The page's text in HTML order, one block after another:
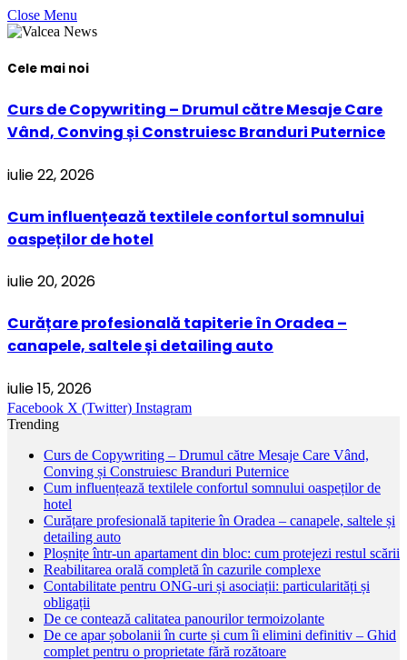
Close Menu
Cele mai noi
Curs de Copywriting – Drumul către Mesaje Care
Vând, Conving și Construiesc Branduri Puternice
iulie 22, 2026
Cum influențează textilele confortul somnului
oaspeților de hotel
iulie 20, 2026
Curățare profesională tapiterie în Oradea –
canapele, saltele și detailing auto
iulie 15, 2026
Facebook X (Twitter) Instagram
Trending
Curs de Copywriting – Drumul către Mesaje Care Vând,
Conving și Construiesc Branduri Puternice
Cum influențează textilele confortul somnului oaspeților de
hotel
Curățare profesională tapiterie în Oradea – canapele, saltele și
detailing auto
Ploșnițe într-un apartament din bloc: cum protejezi restul scării
Reabilitarea orală completă în cazurile complexe
Contabilitate pentru ONG-uri și asociații: particularități și
obligații
De ce contează calitatea panourilor termoizolante
De ce apar șobolanii în curte și cum îi elimini definitiv – Ghid
complet pentru o proprietate fără rozătoare